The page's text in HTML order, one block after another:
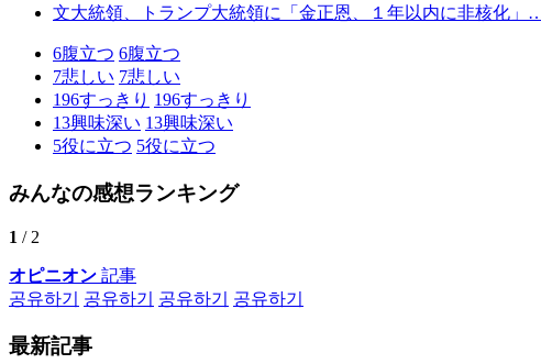
文大統領、トランプ大統領に「金正恩、１年以内に非核化」
6腹立つ 6腹立つ
7悲しい 7悲しい
196すっきり 196すっきり
13興味深い 13興味深い
5役に立つ 5役に立つ
みんなの感想ランキング
1 / 2
オピニオン 記事
공유하기
공유하기 공유하기 공유하기
最新記事